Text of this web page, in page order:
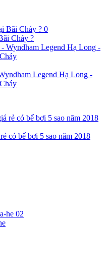
0
Cháy ?
Legend Hạ Long -
có bể bơi 5 sao năm 2018
02